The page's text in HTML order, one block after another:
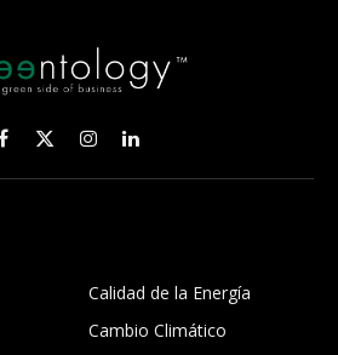
Facebook
X
(Twitter)
InstagramLinkedIn
Calidad de la Energía
Cambio Climático